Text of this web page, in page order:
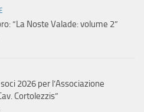
“La Noste Valade: volume 2”
2026 per l’Associazione
Cortolezzis”